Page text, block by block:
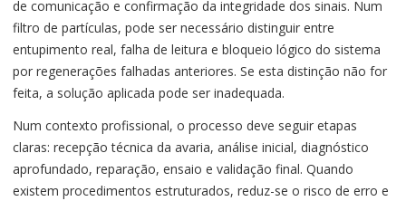
de comunicação e confirmação da integridade dos sinais. Num
filtro de partículas, pode ser necessário distinguir entre
entupimento real, falha de leitura e bloqueio lógico do sistema
por regenerações falhadas anteriores. Se esta distinção não for
feita, a solução aplicada pode ser inadequada.
Num contexto profissional, o processo deve seguir etapas
claras: recepção técnica da avaria, análise inicial, diagnóstico
aprofundado, reparação, ensaio e validação final. Quando
existem procedimentos estruturados, reduz-se o risco de erro e